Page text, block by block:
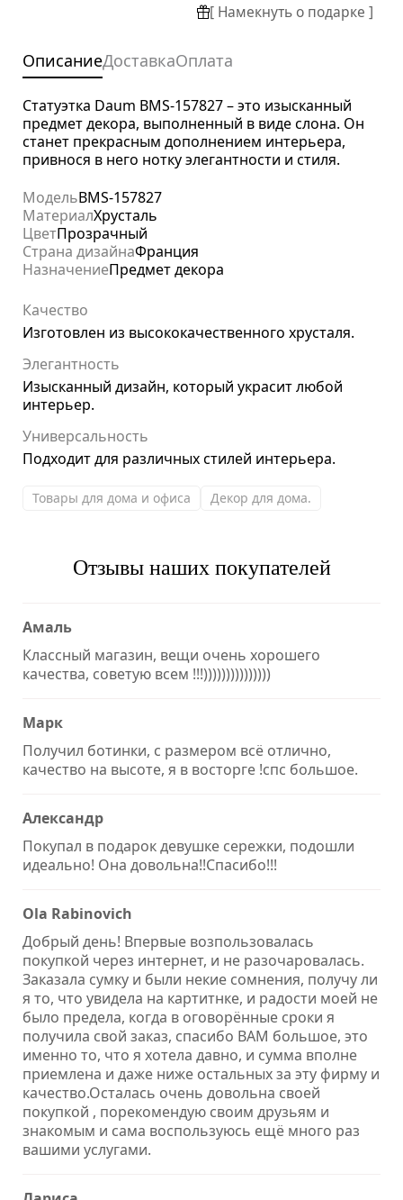
[ Намекнуть о подарке ]
ОписаниеДоставкаОплата
Статуэтка Daum BMS-157827 – это изысканный
предмет декора, выполненный в виде слона. Он
станет прекрасным дополнением интерьера,
привнося в него нотку элегантности и стиля.
МодельBMS-157827
МатериалХрусталь
ЦветПрозрачный
Страна дизайнаФранция
НазначениеПредмет декора
Качество
Изготовлен из высококачественного хрусталя.
Элегантность
Изысканный дизайн, который украсит любой
интерьер.
Универсальность
Подходит для различных стилей интерьера.
Товары для дома и офиса Декор для дома.
Отзывы наших покупателей
Амаль
Классный магазин, вещи очень хорошего
качества, советую всем !!!)))))))))))))))
Марк
Получил ботинки, с размером всё отлично,
качество на высоте, я в восторге !спс большое.
Александр
Покупал в подарок девушке сережки, подошли
идеально! Она довольна!!Спасибо!!!
Ola Rabinovich
Добрый день! Впервые возпользовалась
покупкой через интернет, и не разочаровалась.
Заказала сумку и были некие сомнения, получу ли
я то, что увидела на картитнке, и радости моей не
было предела, когда в оговорённые сроки я
получила свой заказ, спасибо ВАМ большое, это
именно то, что я хотела давно, и сумма вполне
приемлена и даже ниже остальных за эту фирму и
качество.Осталась очень довольна своей
покупкой , порекомендую своим друзьям и
знакомым и сама воспользуюсь ещё много раз
вашими услугами.